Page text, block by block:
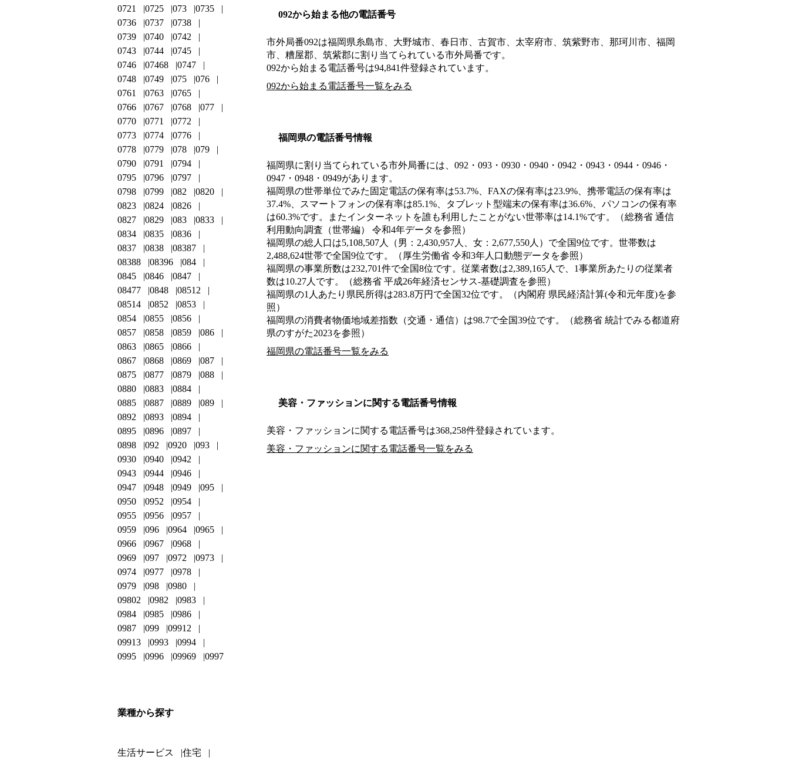
092から始まる他の電話番号
市外局番092は福岡県糸島市、大野城市、春日市、古賀市、太宰府市、筑紫野市、那珂川市、福岡
市、糟屋郡、筑紫郡に割り当てられている市外局番です。
092から始まる電話番号は94,841件登録されています。
092から始まる電話番号一覧をみる
福岡県の電話番号情報
福岡県に割り当てられている市外局番には、092・093・0930・0940・0942・0943・0944・0946・
0947・0948・0949があります。
福岡県の世帯単位でみた固定電話の保有率は53.7%、FAXの保有率は23.9%、携帯電話の保有率は
37.4%、スマートフォンの保有率は85.1%、タブレット型端末の保有率は36.6%、パソコンの保有率
は60.3%です。またインターネットを誰も利用したことがない世帯率は14.1%です。（総務省 通信
利用動向調査（世帯編） 令和4年データを参照）
福岡県の総人口は5,108,507人（男：2,430,957人、女：2,677,550人）で全国9位です。世帯数は
2,488,624世帯で全国9位です。（厚生労働省 令和3年人口動態データを参照）
福岡県の事業所数は232,701件で全国8位です。従業者数は2,389,165人で、1事業所あたりの従業者
数は10.27人です。（総務省 平成26年経済センサス‐基礎調査を参照）
福岡県の1人あたり県民所得は283.8万円で全国32位です。（内閣府 県民経済計算(令和元年度)を参
照）
福岡県の消費者物価地域差指数（交通・通信）は98.7で全国39位です。（総務省 統計でみる都道府
県のすがた2023を参照）
福岡県の電話番号一覧をみる
美容・ファッションに関する電話番号情報
美容・ファッションに関する電話番号は368,258件登録されています。
美容・ファッションに関する電話番号一覧をみる
0721
0725 073
0735
0736
0737
0738
0739
0740
0742
0743
0744
0745
0746
07468
0747
0748
0749 075
076
0761
0763
0765
0766
0767 0768
077
0770
0771
0772
0773
0774
0776
0778
0779 078
079
0790
0791
0794
0795
0796
0797
0798
0799 082
0820
0823
0824
0826
0827
0829 083
0833
0834
0835
0836
0837
0838
08387
08388
08396
084
0845
0846
0847
08477
0848
08512
08514
0852
0853
0854
0855
0856
0857
0858 0859
086
0863
0865
0866
0867
0868 0869
087
0875
0877 0879
088
0880
0883
0884
0885
0887 0889
089
0892
0893
0894
0895
0896
0897
0898
092 0920
093
0930
0940
0942
0943
0944
0946
0947
0948 0949
095
0950
0952
0954
0955
0956
0957
0959
096 0964
0965
0966
0967
0968
0969
097 0972
0973
0974
0977
0978
0979
098
0980
09802
0982
0983
0984
0985
0986
0987
099
09912
09913
0993
0994
0995
0996 09969 0997
業種から探す
生活サービス 住宅